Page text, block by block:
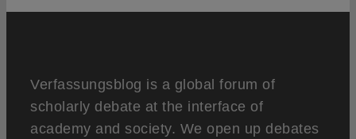
Verfassungsblog is a global forum of
scholarly debate at the interface of
academy and society. We open up debates